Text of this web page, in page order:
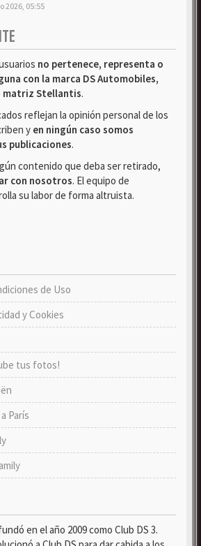
2026, 05:55
no pertenece, representa o
con la marca DS Automobiles,
matriz Stellantis.
reflejan la opinión personal de los
y en ningún caso somos
publicaciones.
contenido que deba ser retirado,
con nosotros. El equipo de
su labor de forma altruista.
de Uso
y Cookies
tus fotos!
París
en el año 2009 como Club DS 3.